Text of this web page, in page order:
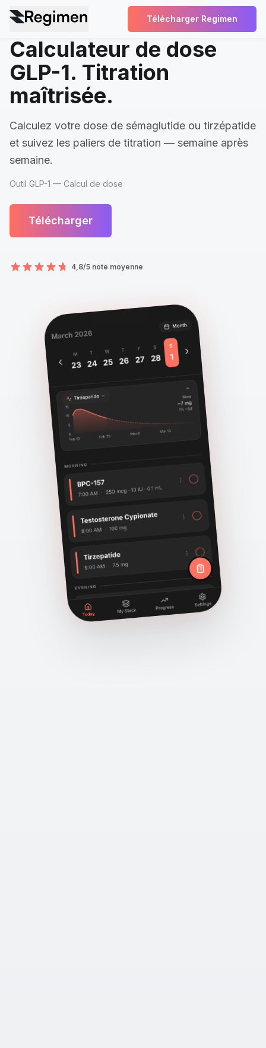
Télécharger Regimen
Calculateur de dose
GLP-1. Titration
maîtrisée.
Calculez votre dose de sémaglutide ou tirzépatide
et suivez les paliers de titration — semaine après
semaine.
Outil GLP-1 — Calcul de dose
Télécharger
4,8/5 note moyenne